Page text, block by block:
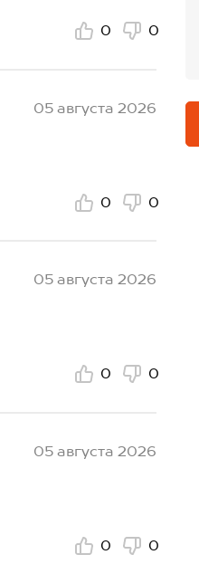
0
0
05 августа 2026
0
0
05 августа 2026
0 0
05 августа 2026
0 0